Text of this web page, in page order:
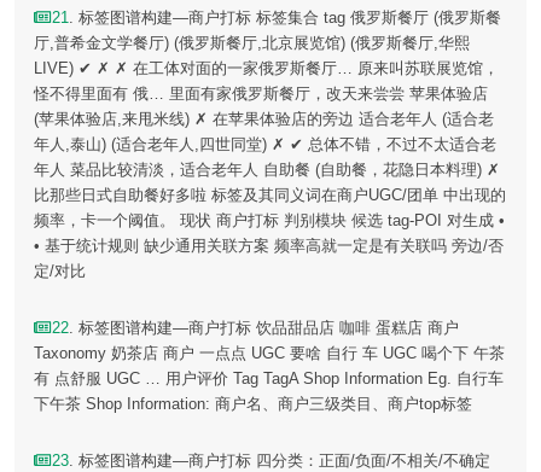
21. 标签图谱构建—商户打标 标签集合 tag 俄罗斯餐厅 (俄罗斯餐
厅,普希金文学餐厅) (俄罗斯餐厅,北京展览馆) (俄罗斯餐厅,华熙
LIVE) ✔ ✗ ✗ 在工体对面的一家俄罗斯餐厅… 原来叫苏联展览馆，
怪不得里面有 俄… 里面有家俄罗斯餐厅，改天来尝尝 苹果体验店
(苹果体验店,来甩米线) ✗ 在苹果体验店的旁边 适合老年人 (适合老
年人,泰山) (适合老年人,四世同堂) ✗ ✔ 总体不错，不过不太适合老
年人 菜品比较清淡，适合老年人 自助餐 (自助餐，花隐日本料理) ✗
比那些日式自助餐好多啦 标签及其同义词在商户UGC/团单 中出现的
频率，卡一个阈值。 现状 商户打标 判别模块 候选 tag-POI 对生成 •
• 基于统计规则 缺少通用关联方案 频率高就一定是有关联吗 旁边/否
定/对比
22. 标签图谱构建—商户打标 饮品甜品店 咖啡 蛋糕店 商户
Taxonomy 奶茶店 商户 一点点 UGC 要啥 自行 车 UGC 喝个下 午茶
有 点舒服 UGC … 用户评价 Tag TagA Shop Information Eg. 自行车
下午茶 Shop Information: 商户名、商户三级类目、商户top标签
23. 标签图谱构建—商户打标 四分类：正面/负面/不相关/不确定